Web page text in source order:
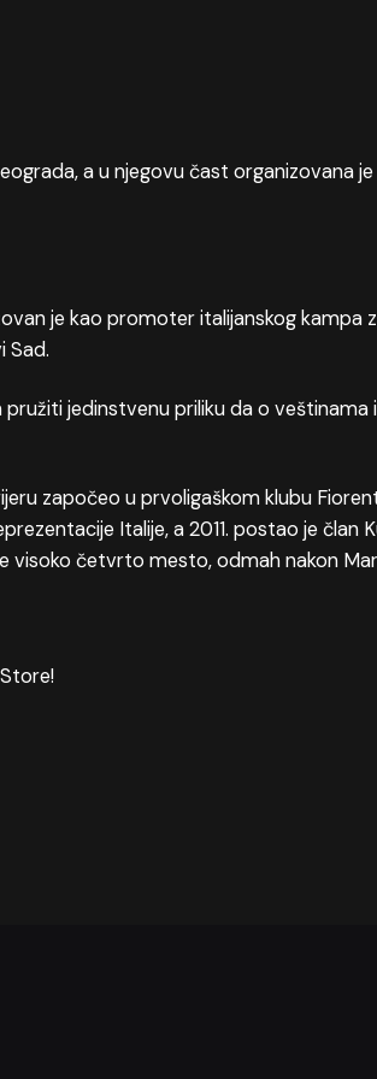
a u njegovu čast organizovana je
je kao promoter italijanskog kampa
Sad.
jedinstvenu priliku da o
započeo u prvoligaškom klubu
Italije, a 2011. postao je član
četvrto mesto, odmah nakon